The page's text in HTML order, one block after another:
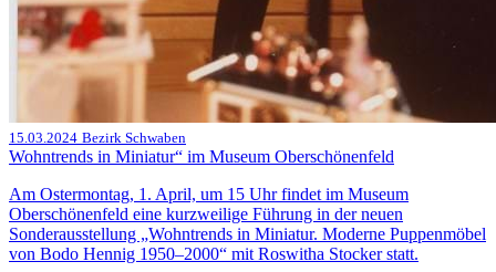
15.03.2024 Bezirk Schwaben
Wohntrends in Miniatur“ im Museum Oberschönenfeld
Am Ostermontag, 1. April, um 15 Uhr findet im Museum
Oberschönenfeld eine kurzweilige Führung in der neuen
Sonderausstellung „Wohntrends in Miniatur. Moderne Puppenmöbel
von Bodo Hennig 1950–2000“ mit Roswitha Stocker statt.